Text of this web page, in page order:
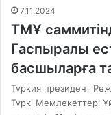
7.11.2024
ТМҰ
Гаспыралы
басшыларға
Түркия президент
Түркі Мемлекеттері